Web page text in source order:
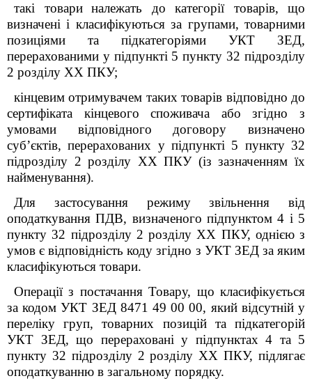
такі товари належать до категорії товарів, що
визначені і класифікуються за групами, товарними
позиціями та підкатегоріями УКТ ЗЕД,
перерахованими у підпункті 5 пункту 32 підрозділу
2 розділу XX ПКУ;
кінцевим отримувачем таких товарів відповідно до
сертифіката кінцевого споживача або згідно з
умовами відповідного договору визначено
суб’єктів, перерахованих у підпункті 5 пункту 32
підрозділу 2 розділу XX ПКУ (із зазначенням їх
найменування).
Для застосування режиму звільнення від
оподаткування ПДВ, визначеного підпунктом 4 і 5
пункту 32 підрозділу 2 розділу XX ПКУ, однією з
умов є відповідність коду згідно з УКТ ЗЕД за яким
класифікуються товари.
Операції з постачання Товару, що класифікується
за кодом УКТ ЗЕД 8471 49 00 00, який відсутній у
переліку груп, товарних позицій та підкатегорій
УКТ ЗЕД, що перераховані у підпунктах 4 та 5
пункту 32 підрозділу 2 розділу XX ПКУ, підлягає
оподаткуванню в загальному порядку.